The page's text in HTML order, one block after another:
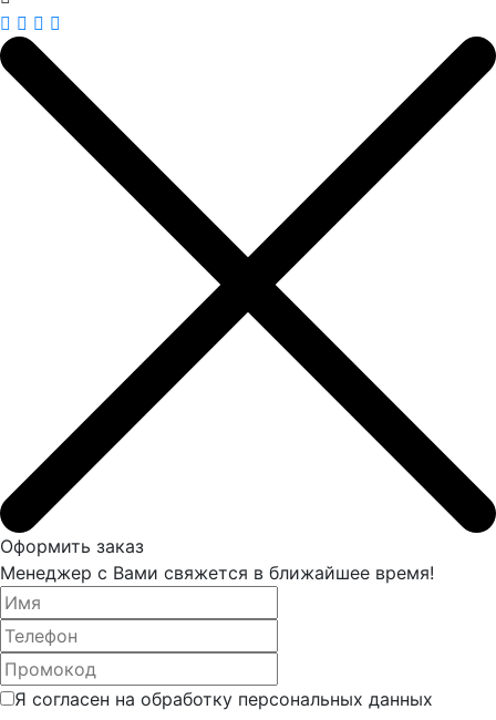
Оформить заказ
Менеджер с Вами свяжется в ближайшее время!
Я согласен на обработку персональных данных